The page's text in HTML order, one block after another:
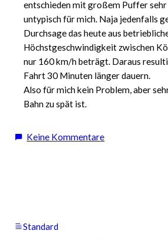
entschieden mit großem Puffer
untypisch für mich. Naja jedenfalls
Durchsage das heute aus
Höchstgeschwindigkeit zwischen
nur 160 km/h beträgt. Daraus
Fahrt 30 Minuten länger dauern.
Also für mich kein Problem, aber
Bahn zu spät ist.
Keine Kommentarezu
Standard